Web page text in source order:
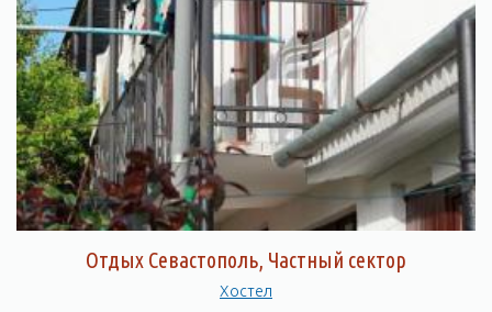
Отдых Севастополь, Частный сектор
Хостел